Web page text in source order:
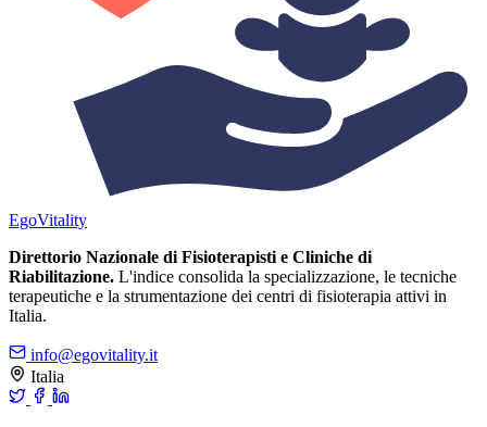
EgoVitality
Direttorio Nazionale di Fisioterapisti e Cliniche di
Riabilitazione. L'indice consolida la specializzazione, le tecniche
terapeutiche e la strumentazione dei centri di fisioterapia attivi in
Italia.
info@egovitality.it
Italia